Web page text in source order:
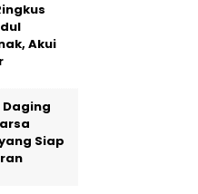
Akui
Daging
Siap